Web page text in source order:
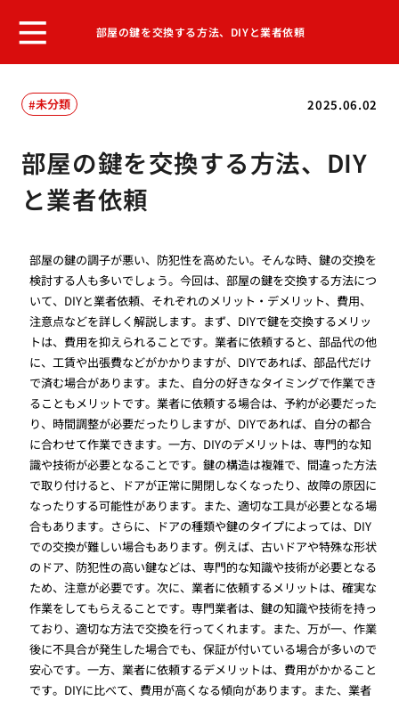
部屋の鍵を交換する方法、DIYと業者依頼
2025.06.02
未分類
部屋の鍵を交換する方法、DIY
と業者依頼
部屋の鍵の調子が悪い、防犯性を高めたい。そんな時、鍵の交換を
検討する人も多いでしょう。今回は、部屋の鍵を交換する方法につ
いて、DIYと業者依頼、それぞれのメリット・デメリット、費用、
注意点などを詳しく解説します。まず、DIYで鍵を交換するメリッ
トは、費用を抑えられることです。業者に依頼すると、部品代の他
に、工賃や出張費などがかかりますが、DIYであれば、部品代だけ
で済む場合があります。また、自分の好きなタイミングで作業でき
ることもメリットです。業者に依頼する場合は、予約が必要だった
り、時間調整が必要だったりしますが、DIYであれば、自分の都合
に合わせて作業できます。一方、DIYのデメリットは、専門的な知
識や技術が必要となることです。鍵の構造は複雑で、間違った方法
で取り付けると、ドアが正常に開閉しなくなったり、故障の原因に
なったりする可能性があります。また、適切な工具が必要となる場
合もあります。さらに、ドアの種類や鍵のタイプによっては、DIY
での交換が難しい場合もあります。例えば、古いドアや特殊な形状
のドア、防犯性の高い鍵などは、専門的な知識や技術が必要となる
ため、注意が必要です。次に、業者に依頼するメリットは、確実な
作業をしてもらえることです。専門業者は、鍵の知識や技術を持っ
ており、適切な方法で交換を行ってくれます。また、万が一、作業
後に不具合が発生した場合でも、保証が付いている場合が多いので
安心です。一方、業者に依頼するデメリットは、費用がかかること
です。DIYに比べて、費用が高くなる傾向があります。また、業者